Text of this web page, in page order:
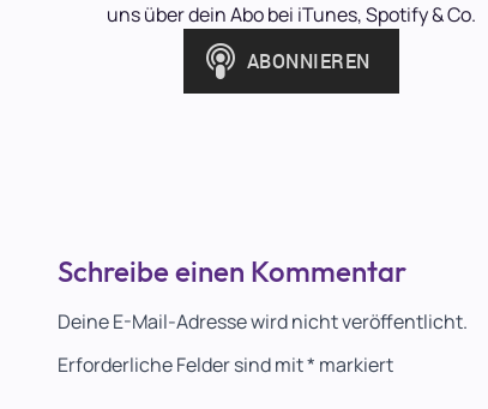
uns über dein Abo bei iTunes, Spotify & Co.
Schreibe einen Kommentar
Deine E-Mail-Adresse wird nicht veröffentlicht.
Erforderliche Felder sind mit* markiert